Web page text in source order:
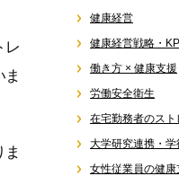
レ
健康経営
健康経営戦略・
働き方 × 健康支援
労働安全衛生
在宅勤務者のスト
大学研究連携・
女性従業員の健康